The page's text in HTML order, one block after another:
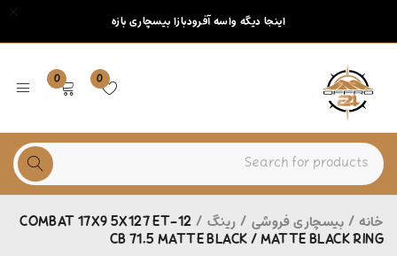
اینجا دیگه واسه آفرودبازا بیسچاری بازه
0
0
خانه / بیسچاری فروشی / رینگ /
COMBAT 17X9 5X127 ET-12
CB 71.5 MATTE BLACK / MATTE BLACK RING